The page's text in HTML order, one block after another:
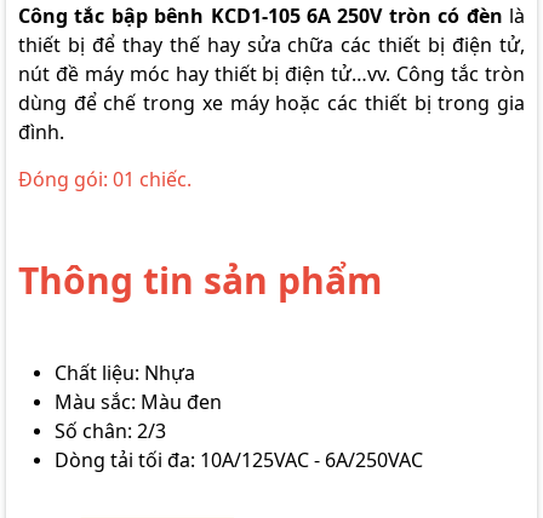
Công tắc bập bênh KCD1-105 6A 250V tròn có đèn là
thiết bị để thay thế hay sửa chữa các thiết bị điện tử,
nút đề máy móc hay thiết bị điện tử…vv. Công tắc tròn
dùng để chế trong xe máy hoặc các thiết bị trong gia
đình.
Đóng gói: 01 chiếc.
Thông tin sản phẩm
Chất liệu: Nhựa
Màu sắc: Màu đen
Số chân: 2/3
Dòng tải tối đa: 10A/125VAC - 6A/250VAC